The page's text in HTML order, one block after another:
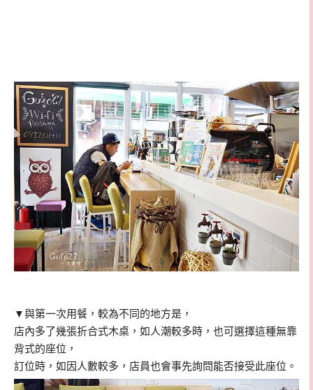
▼與第一次用餐，較為不同的地方是，
店內多了幾張折合式木桌，如人潮較多時，也可選擇這種無靠
背式的座位，
訂位時，如因人數較多，店員也會事先詢問能否接受此座位。